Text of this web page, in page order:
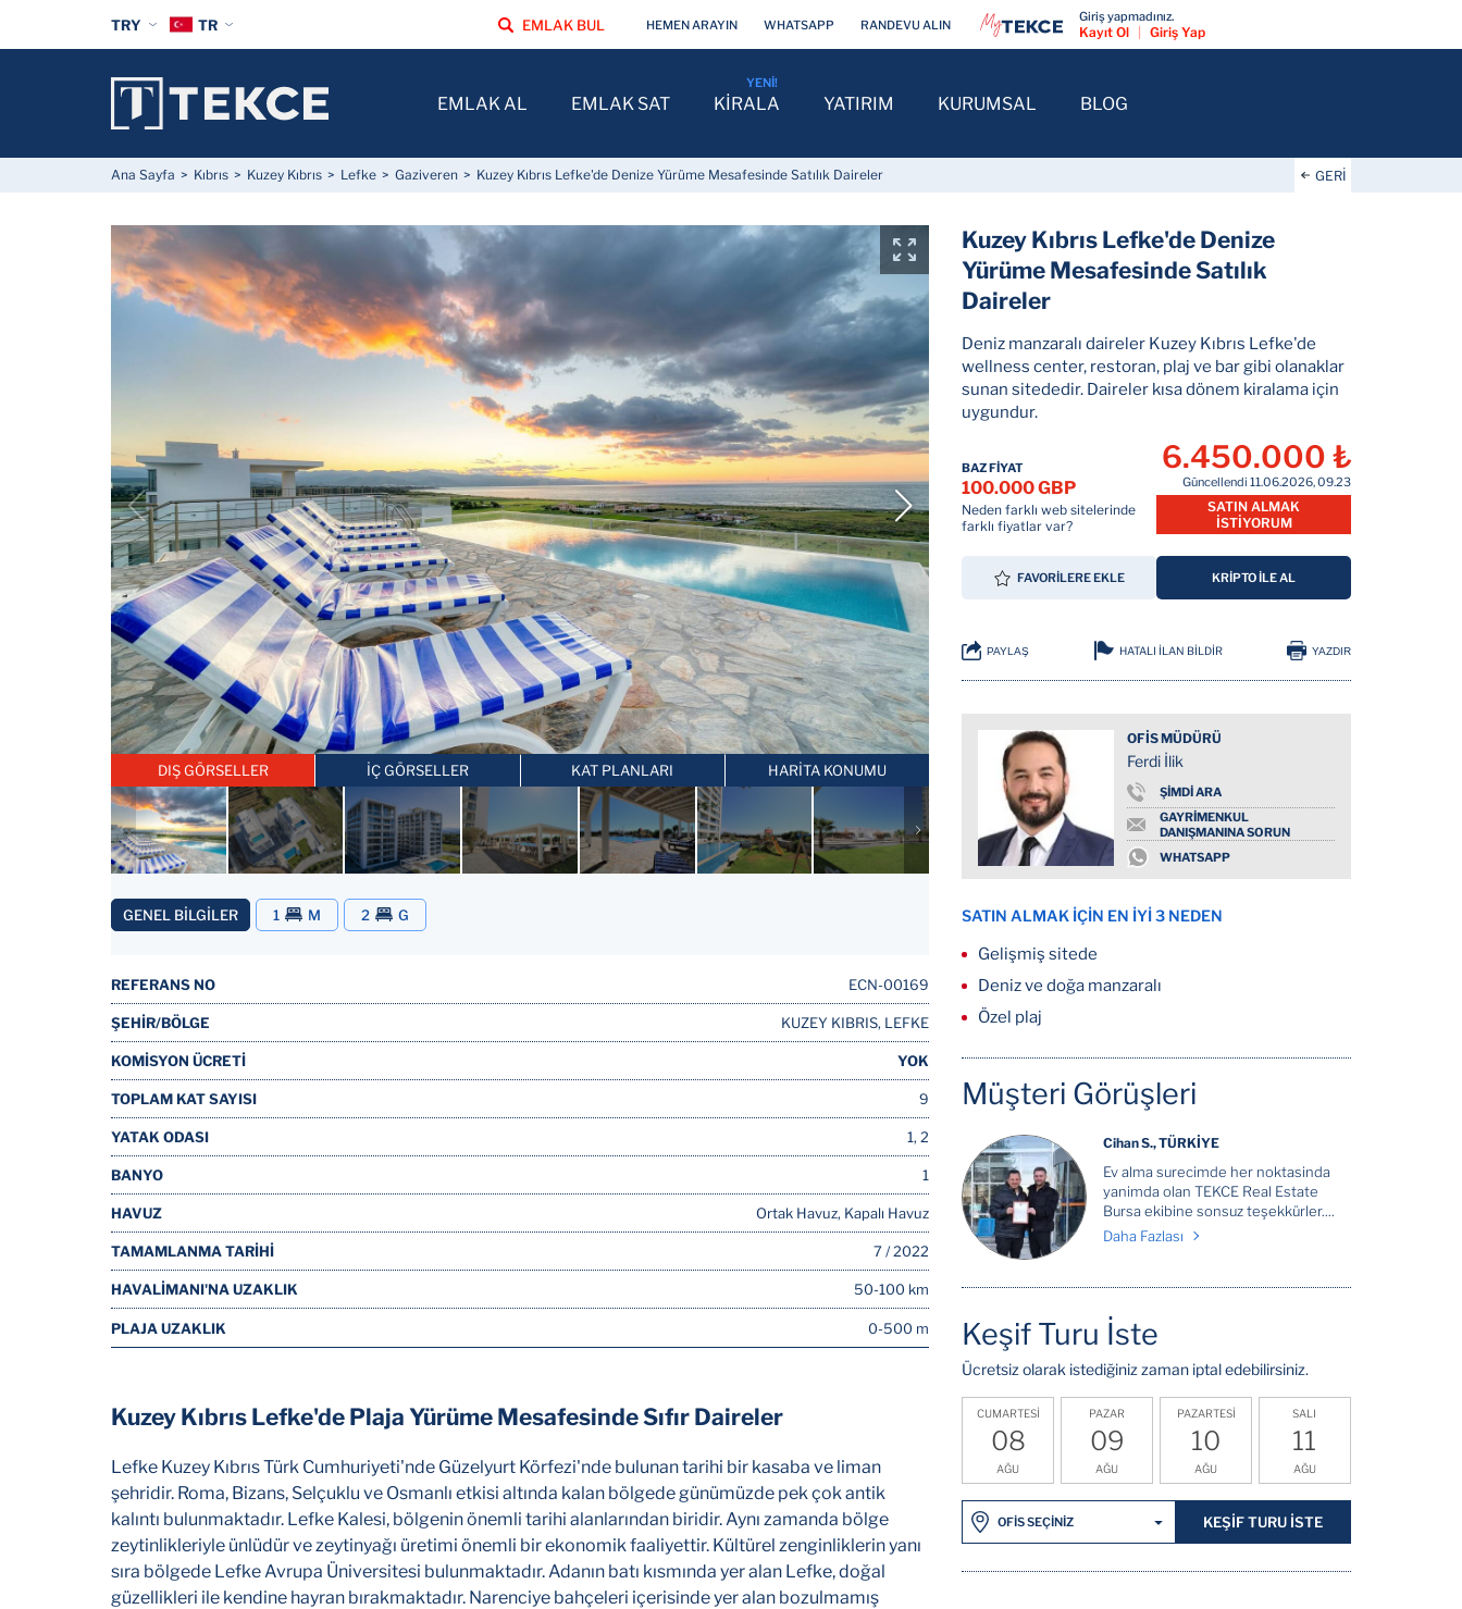
Ana Sayfa Kıbrıs Kuzey Kıbrıs Lefke Gaziveren Kuzey Kıbrıs Lefke'de Denize Yürüme Mesafesinde Satılık Daireler GERİ
DIŞ GÖRSELLER İÇ GÖRSELLER KAT PLANLARI HARİTA KONUMU
PAYLAŞ HATALI İLAN BİLDİR YAZDIR
Kuzey Kıbrıs Lefke'de Denize
Yürüme Mesafesinde Satılık
Daireler
Deniz manzaralı daireler Kuzey Kıbrıs Lefke'de
wellness center, restoran, plaj ve bar gibi olanaklar
sunan sitededir. Daireler kısa dönem kiralama için
uygundur.
BAZ FİYAT
100.000 GBP
Neden farklı web sitelerinde
farklı fiyatlar var?
6.450.000 ₺
Güncellendi 11.06.2026, 09.23
SATIN ALMAK
İSTİYORUM
FAVORİLERE EKLE KRİPTO İLE AL
GENEL BİLGİLER 1 M 2 G
REFERANS NO ECN-00169
ŞEHİR/BÖLGE KUZEY KIBRIS, LEFKE
KOMİSYON ÜCRETİ YOK
TOPLAM KAT SAYISI 9
YATAK ODASI 1, 2
BANYO 1
HAVUZ Ortak Havuz, Kapalı Havuz
TAMAMLANMA TARİHİ 7 / 2022
HAVALİMANI'NA UZAKLIK 50-100 km
PLAJA UZAKLIK 0-500 m
SATIN ALMAK İÇİN EN İYİ 3 NEDEN
Gelişmiş sitede
Deniz ve doğa manzaralı
Özel plaj
Müşteri Görüşleri
Cihan S., TÜRKİYE
Ev alma surecimde her noktasinda
yanimda olan TEKCE Real Estate
Bursa ekibine sonsuz teşekkürler....
Daha Fazlası
OFİS MÜDÜRÜ
Ferdi İlik
ŞİMDİ ARA
GAYRİMENKUL
DANIŞMANINA SORUN
WHATSAPP
Keşif Turu İste
Ücretsiz olarak istediğiniz zaman iptal edebilirsiniz.
CUMARTESİ
08
AĞU
PAZAR
09
AĞU
PAZARTESİ
10
AĞU
SALI
11
AĞU
OFİS SEÇİNİZ KEŞİF TURU İSTE
Kuzey Kıbrıs Lefke'de Plaja Yürüme Mesafesinde Sıfır Daireler
Lefke Kuzey Kıbrıs Türk Cumhuriyeti'nde Güzelyurt Körfezi'nde bulunan tarihi bir kasaba ve liman
şehridir. Roma, Bizans, Selçuklu ve Osmanlı etkisi altında kalan bölgede günümüzde pek çok antik
kalıntı bulunmaktadır. Lefke Kalesi, bölgenin önemli tarihi alanlarından biridir. Aynı zamanda bölge
zeytinlikleriyle ünlüdür ve zeytinyağı üretimi önemli bir ekonomik faaliyettir. Kültürel zenginliklerin yanı
sıra bölgede Lefke Avrupa Üniversitesi bulunmaktadır. Adanın batı kısmında yer alan Lefke, doğal
güzellikleri ile kendine hayran bırakmaktadır. Narenciye bahçeleri içerisinde yer alan bozulmamış
TRY TR
EMLAK AL EMLAK SAT KİRALA YATIRIM KURUMSAL BLOG
EMLAK BUL HEMEN ARAYIN WHATSAPP RANDEVU ALIN
Giriş yapmadınız.
Kayıt Ol Giriş Yap